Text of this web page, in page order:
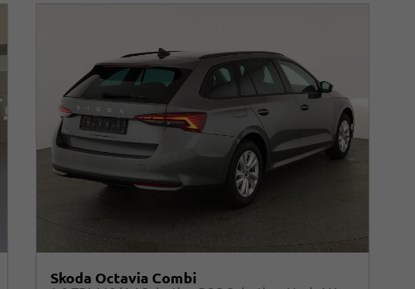
Skoda Octavia Combi